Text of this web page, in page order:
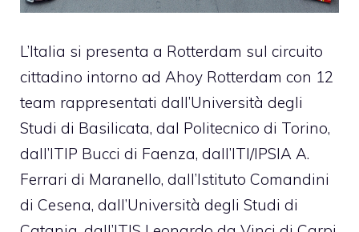
L’Italia si presenta a Rotterdam sul circuito
cittadino intorno ad Ahoy Rotterdam con 12
team rappresentati dall’Università degli
Studi di Basilicata, dal Politecnico di Torino,
dall’ITIP Bucci di Faenza, dall’ITI/IPSIA A.
Ferrari di Maranello, dall’Istituto Comandini
di Cesena, dall’Università degli Studi di